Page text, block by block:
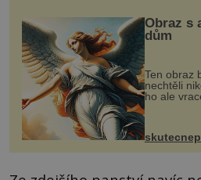
Obraz s
dům
Ten obraz
nechtěli
ho ale
manželem
chaloupku,
Čech, kde